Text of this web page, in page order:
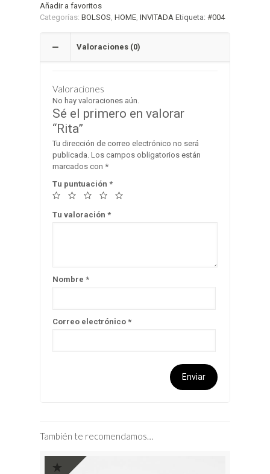
Añadir a favoritos
Categorías: BOLSOS HOME INVITADA Etiqueta: #004
Valoraciones (0)
Valoraciones
No hay valoraciones aún.
Sé el primero en valorar
“Rita”
Tu dirección de correo electrónico no será
publicada. Los campos obligatorios están
marcados con *
Tu puntuación *
Tu valoración *
Nombre *
Correo electrónico *
También te recomendamos…